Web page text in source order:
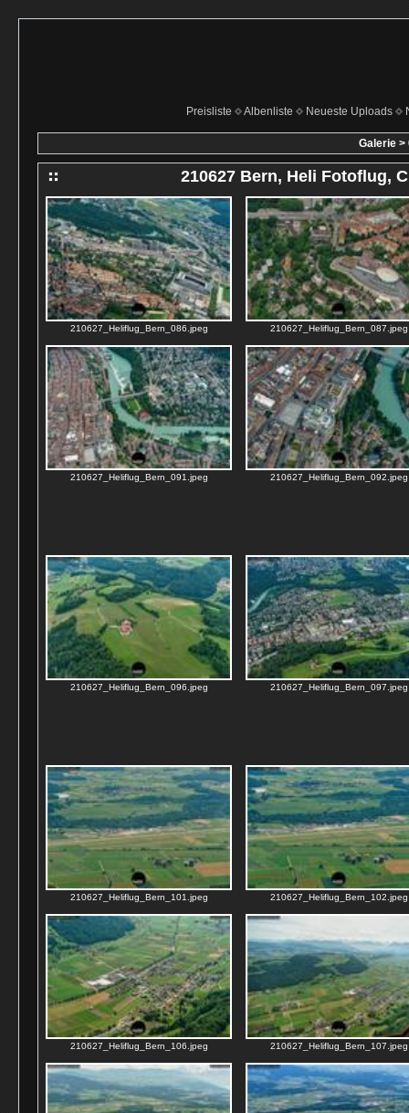
Preisliste Albenliste Neueste Uploads
Galerie >
210627 Bern, Heli Fotoflug,
210627_Heliflug_Bern_086.jpeg 210627_Heliflug_Bern_087.jpeg
210627_Heliflug_Bern_091.jpeg 210627_Heliflug_Bern_092.jpeg
210627_Heliflug_Bern_096.jpeg 210627_Heliflug_Bern_097.jpeg
210627_Heliflug_Bern_101.jpeg 210627_Heliflug_Bern_102.jpeg
210627_Heliflug_Bern_106.jpeg 210627_Heliflug_Bern_107.jpeg